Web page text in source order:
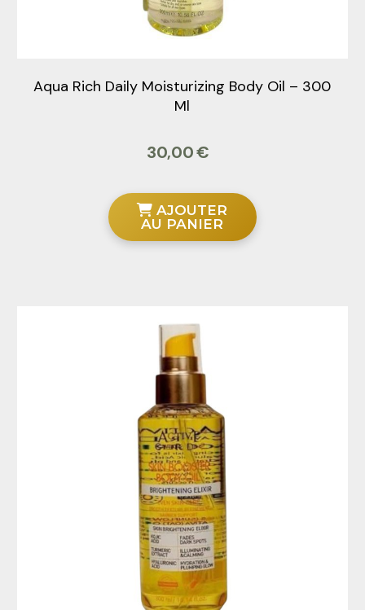
Aqua Rich Daily Moisturizing Body Oil – 300
Ml
30,00€
AJOUTER
AU PANIER